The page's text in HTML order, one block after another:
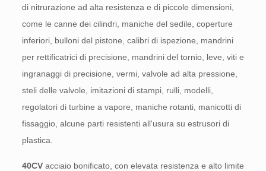
di nitrurazione ad alta resistenza e di piccole dimensioni,
come le canne dei cilindri, maniche del sedile, coperture
inferiori, bulloni del pistone, calibri di ispezione, mandrini
per rettificatrici di precisione, mandrini del tornio, leve, viti e
ingranaggi di precisione, vermi, valvole ad alta pressione,
steli delle valvole, imitazioni di stampi, rulli, modelli,
regolatori di turbine a vapore, maniche rotanti, manicotti di
fissaggio, alcune parti resistenti all'usura su estrusori di
plastica.
40CVacciaio bonificato, con elevata resistenza e alto limite